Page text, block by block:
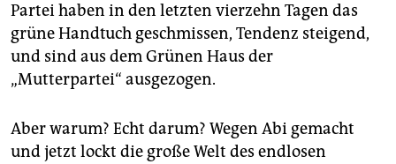
Partei haben in den letzten vierzehn Tagen das
grüne Handtuch geschmissen, Tendenz steigend,
und sind aus dem Grünen Haus der
„Mutterpartei“ ausgezogen.
Aber warum? Echt darum? Wegen Abi gemacht
und jetzt lockt die große Welt des endlosen